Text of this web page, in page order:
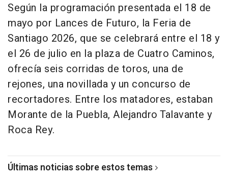
Según la programación presentada el 18 de
mayo por Lances de Futuro, la Feria de
Santiago 2026, que se celebrará entre el 18 y
el 26 de julio en la plaza de Cuatro Caminos,
ofrecía seis corridas de toros, una de
rejones, una novillada y un concurso de
recortadores. Entre los matadores, estaban
Morante de la Puebla, Alejandro Talavante y
Roca Rey.
Últimas noticias sobre estos temas